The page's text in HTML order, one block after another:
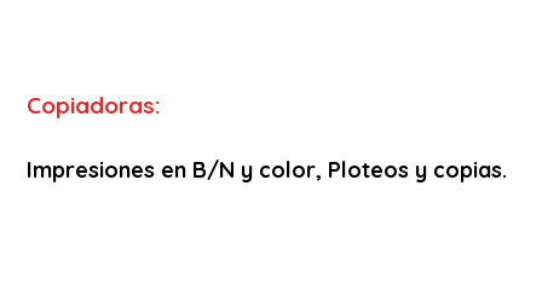
Copiadoras:
Impresiones en B/N y color, Ploteos y copias.